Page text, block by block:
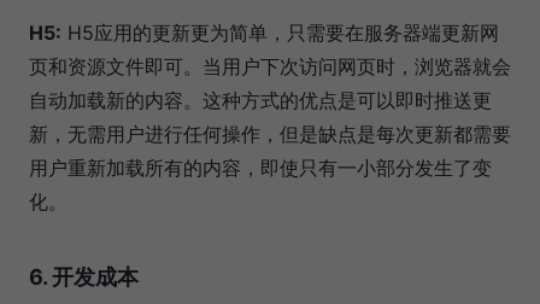
H5: H5应用的更新更为简单，只需要在服务器端更新网
页和资源文件即可。当用户下次访问网页时，浏览器就会
自动加载新的内容。这种方式的优点是可以即时推送更
新，无需用户进行任何操作，但是缺点是每次更新都需要
用户重新加载所有的内容，即使只有一小部分发生了变
化。
6. 开发成本